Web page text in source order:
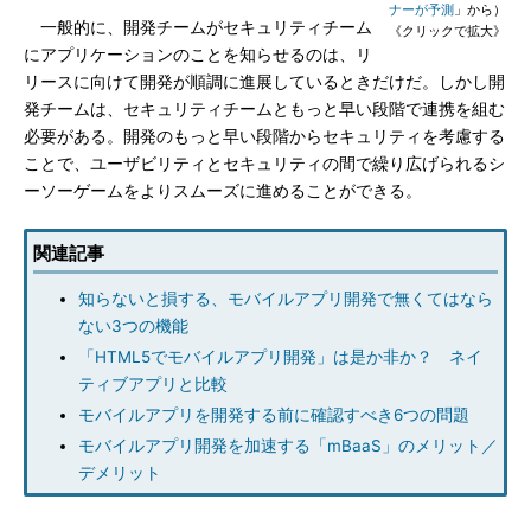
ナーが予測 」から）
《クリックで拡大》
一般的に、開発チームがセキュリティチーム
にアプリケーションのことを知らせるのは、リ
リースに向けて開発が順調に進展しているときだけだ。しかし開
発チームは、セキュリティチームともっと早い段階で連携を組む
必要がある。開発のもっと早い段階からセキュリティを考慮する
ことで、ユーザビリティとセキュリティの間で繰り広げられるシ
ーソーゲームをよりスムーズに進めることができる。
関連記事
知らないと損する、モバイルアプリ開発で無くてはなら
ない3つの機能
「HTML5でモバイルアプリ開発」は是か非か？ ネイ
ティブアプリと比較
モバイルアプリを開発する前に確認すべき6つの問題
モバイルアプリ開発を加速する「mBaaS」のメリット／
デメリット